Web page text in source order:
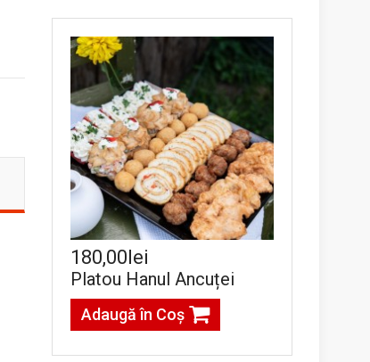
180,00lei
Platou Hanul Ancuței
Adaugă în Coş